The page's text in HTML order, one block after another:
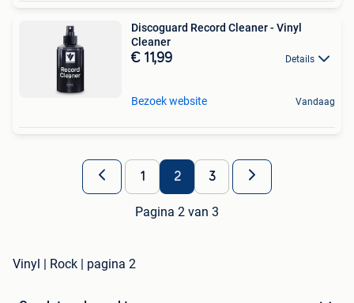
Discoguard Record Cleaner - Vinyl
Cleaner
€ 11,99 Details
Bezoek website Vandaag
1 2 3
Pagina 2 van 3
Vinyl | Rock | pagina 2